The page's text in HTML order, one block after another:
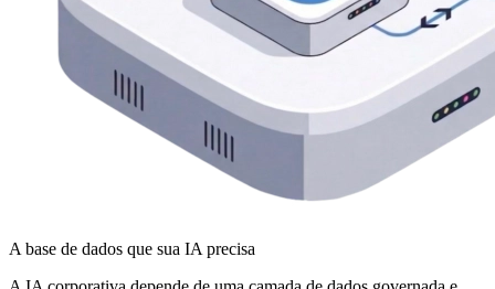
A base de dados que sua IA precisa